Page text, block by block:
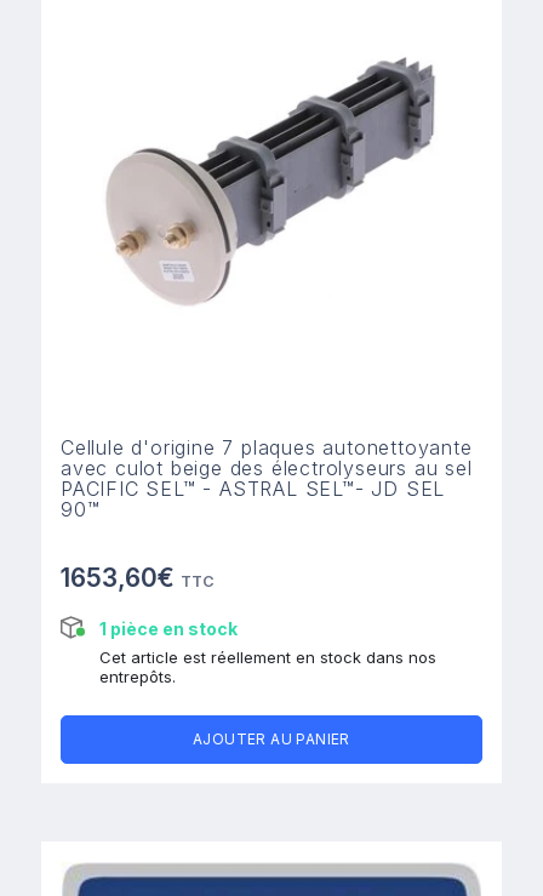
Cellule d'origine 7 plaques autonettoyante
avec culot beige des électrolyseurs au sel
PACIFIC SEL™ - ASTRAL SEL™- JD SEL
90™
1653,60€ TTC
1 pièce en stock
Cet article est réellement en stock dans nos
entrepôts.
AJOUTER AU PANIER